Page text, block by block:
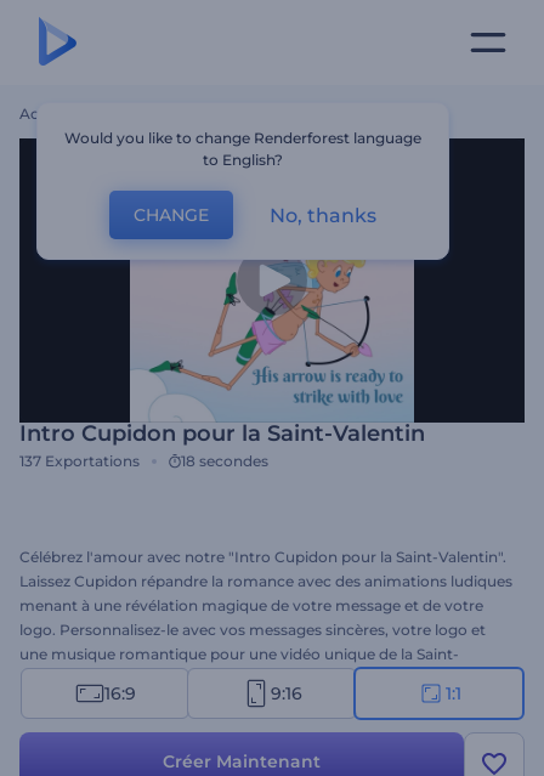
Accueil
Intro Cupidon pour la Saint-Valentin
137 Exportations 18 secondes
Célébrez l'amour avec notre "Intro Cupidon pour la Saint-Valentin".
Laissez Cupidon répandre la romance avec des animations ludiques
menant à une révélation magique de votre message et de votre
logo. Personnalisez-le avec vos messages sincères, votre logo et
une musique romantique pour une vidéo unique de la Saint-
Valentin. Que ce soit pour un usage personnel ou professionnel,
cette introduction est conçue pour partager amour, joie et
Cupidon faire sa magie !
16:9 9:16 1:1
Créer Maintenant
Would you like to change Renderforest language
to English?
CHANGE No, thanks